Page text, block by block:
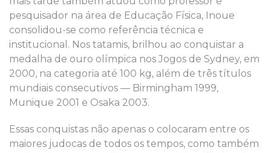
pesquisador na área de Educação Física, Inoue
consolidou-se como referência técnica e
institucional. Nos tatamis, brilhou ao conquistar a
medalha de ouro olímpica nos Jogos de Sydney, em
2000, na categoria até 100 kg, além de três títulos
mundiais consecutivos — Birmingham 1999,
Munique 2001 e Osaka 2003.
Essas conquistas não apenas o colocaram entre os
maiores judocas de todos os tempos, como também